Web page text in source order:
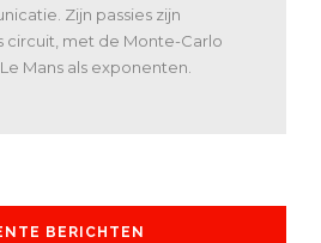
Zijn passies zijn
circuit, met de Monte-Carlo
Mans als exponenten.
BERICHTEN